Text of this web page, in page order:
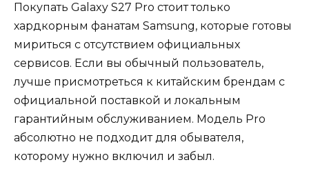
Покупать Galaxy S27 Pro стоит только
хардкорным фанатам Samsung, которые готовы
мириться с отсутствием официальных
сервисов. Если вы обычный пользователь,
лучше присмотреться к китайским брендам с
официальной поставкой и локальным
гарантийным обслуживанием. Модель Pro
абсолютно не подходит для обывателя,
которому нужно включил и забыл.